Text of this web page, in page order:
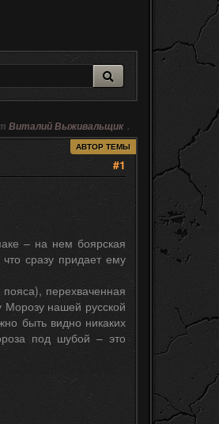
Виталий Выживальщик .
АВТОР ТЕМЫ
#1
– на нем боярская
сразу придает ему
перехваченная
Морозу нашей русской
быть видно никаких
под шубой – это